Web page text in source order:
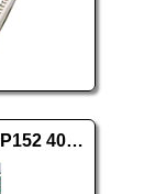
EXCELLTEL CDX-TP152 400CO